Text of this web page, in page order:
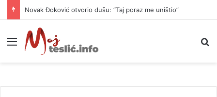
Novak Đoković otvorio dušu: “Taj poraz me uništio”
Meni